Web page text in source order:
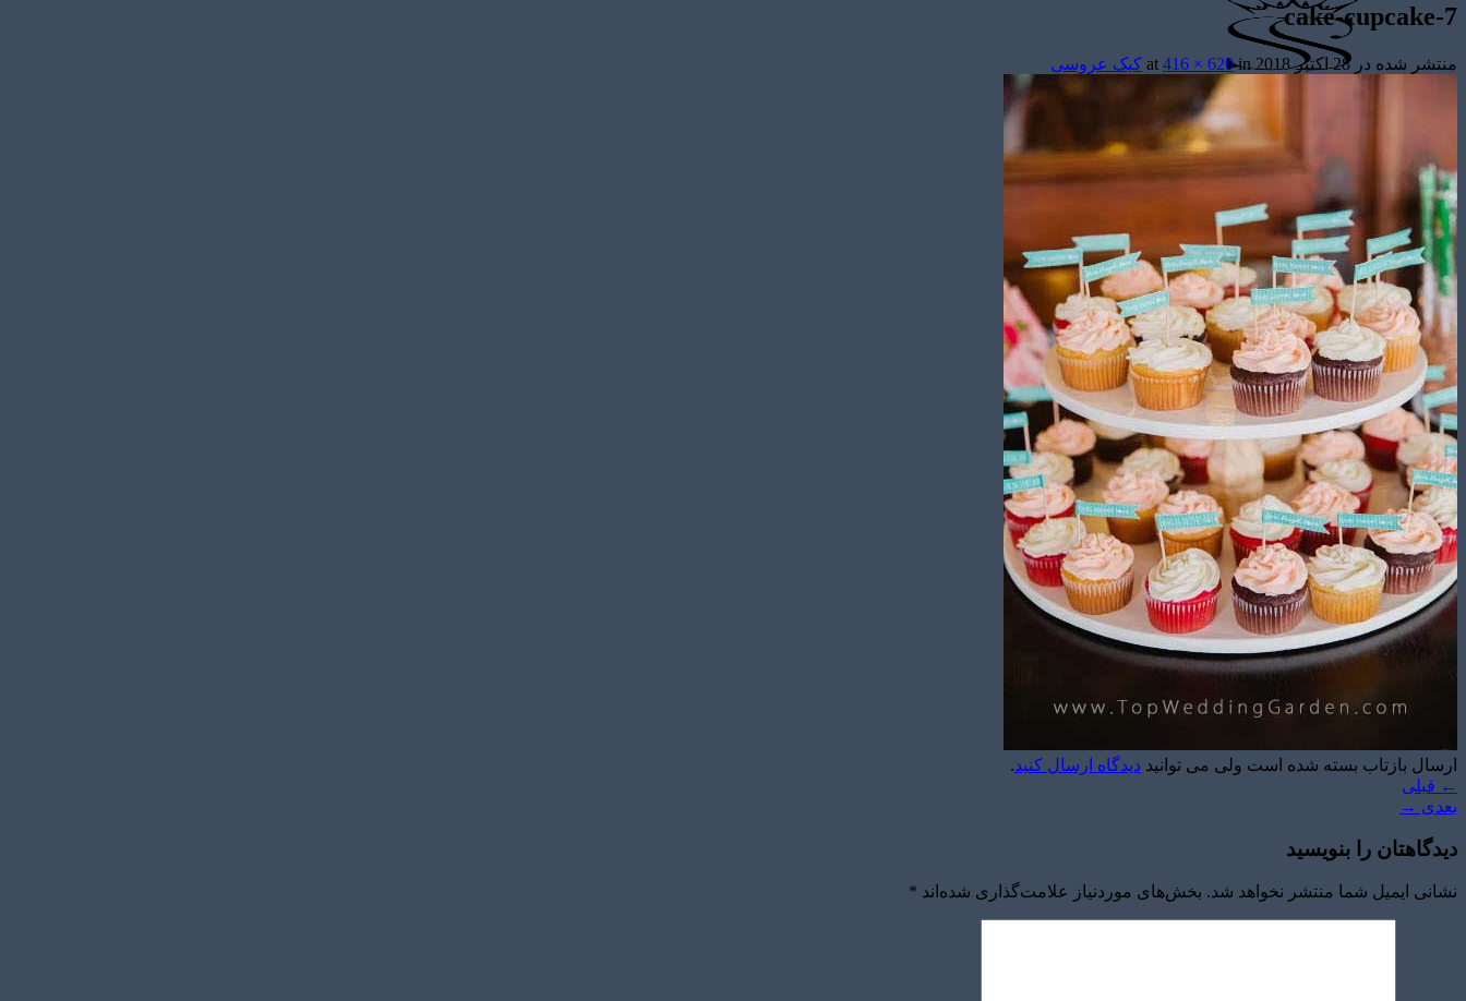
تشریفات مجالس
باغ های عروسی
استودیو عکاسی
قیمت منوها
برآورد قیمت
برآورد قیمت
cake-cupcake-7
منتشر شده در28 اکتبر 2018 at
416 × 620in کیک عروسی
ارسال بازتاب بسته شده است ولی می توانید دیدگاه ارسال کنید.
← قبلی
بعدی →
دیدگاهتان را بنویسید
نشانی ایمیل شما منتشر نخواهد شد. بخش‌های موردنیاز علامت‌گذاری شده‌اند *